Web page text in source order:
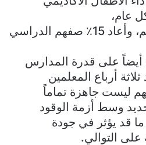
عام،
أيضاً على قدرة المدارس
ثلاثة أرباع المعلمين
ليست جاهزة تماماً
وسط أزمة الوقود
قد يؤثر في جودة
على التوالي.